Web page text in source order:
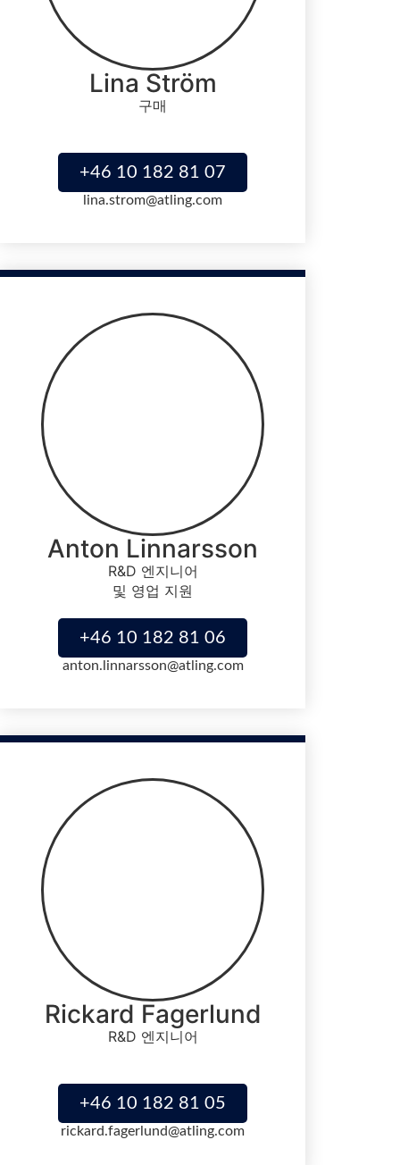
Lina Ström
구매
+46 10 182 81 07
lina.strom@atling.com
Anton Linnarsson
R&D 엔지니어
및 영업 지원
+46 10 182 81 06
anton.linnarsson@atling.com
Rickard Fagerlund
R&D 엔지니어
+46 10 182 81 05
rickard.fagerlund@atling.com